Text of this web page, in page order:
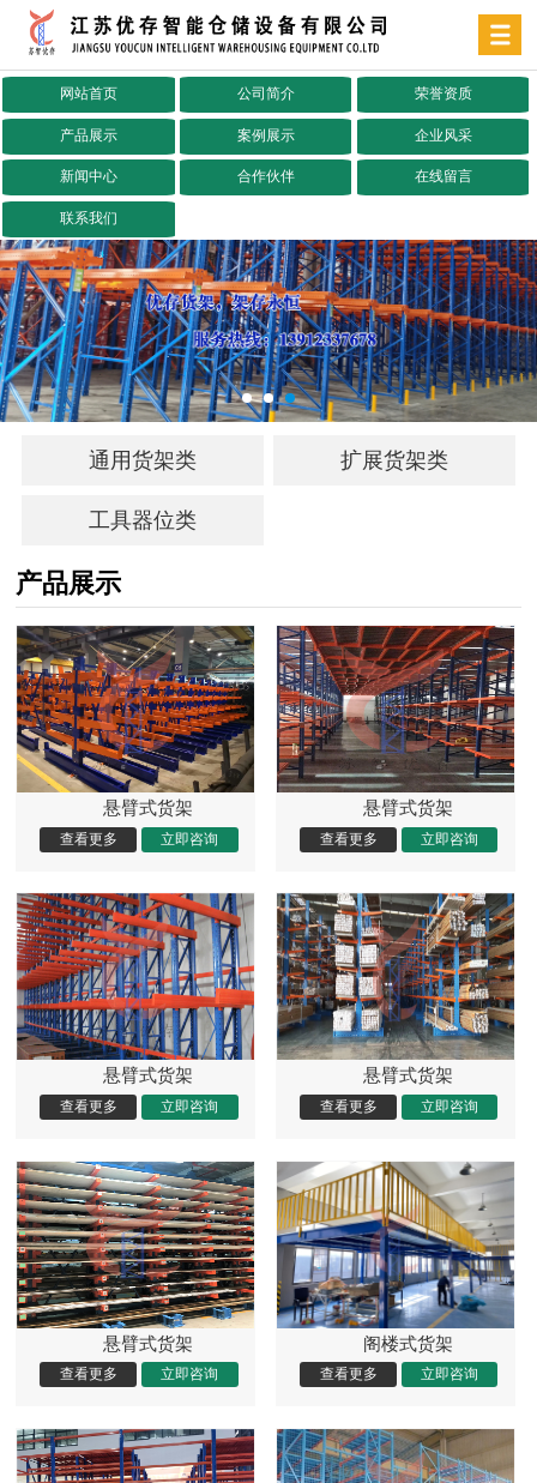
网站首页 公司简介 荣誉资质
产品展示 案例展示 企业风采
新闻中心 合作伙伴 在线留言
联系我们
通用货架类 扩展货架类
工具器位类
产品展示
悬臂式货架 悬臂式货架
悬臂式货架 悬臂式货架
悬臂式货架 阁楼式货架